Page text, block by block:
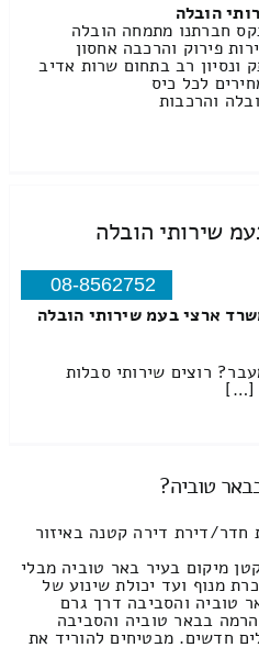
הובלה
חברתנו מתמחה הובלה
פירוק והרכבה אחסון
ונסיון רב בתחום שרות אדיב
לכל כיס
והרכבות
שירותי הובלה
08-8562752
ארצי בעמ שירותי הובלה
רוצים שירותי סבלות
[…]
טוביה?
דירת דירה קטנה באיזור
מיקום בעיר באר טוביה מבלי
מנוף ועד יכולת שינוע של
טוביה והסביבה דרך גרם
בבאר טוביה והסביבה
זה 1190 ועד 460 שקלים חדשים. מבטיחים להוריד את